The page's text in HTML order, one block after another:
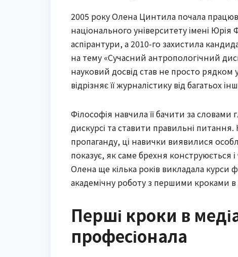
2005 року Олена Цинтила почала
національного університету імені
аспірантури, а 2010-го захистила
на тему «Сучасний антропологічний
науковий досвід став не просто
відрізняє її журналістику від багатьох
Філософія навчила її бачити за словами
дискурсі та ставити правильні
пропаганду, ці навички виявилися
показує, як саме брехня конструюється
Олена ще кілька років викладала курси
академічну роботу з першими кроками в
Перші кроки в
професіонала